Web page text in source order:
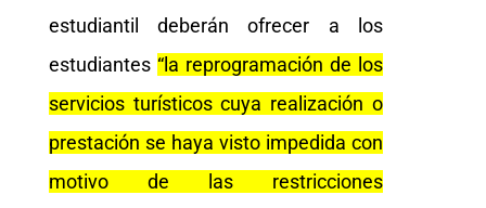
estudiantil deberán ofrecer a los
estudiantes “la reprogramación de los
servicios turísticos cuya realización o
prestación se haya visto impedida con
motivo de las restricciones